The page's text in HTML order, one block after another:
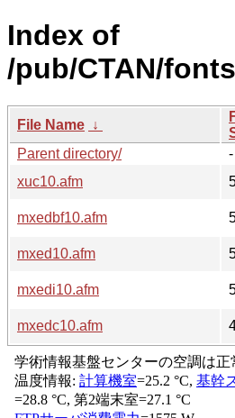
Index of
/pub/CTAN/
File Name ↓
Parent directory/
-
xuc10.afm
mxedbf10.afm
mxed10.afm
mxedi10.afm
mxedc10.afm